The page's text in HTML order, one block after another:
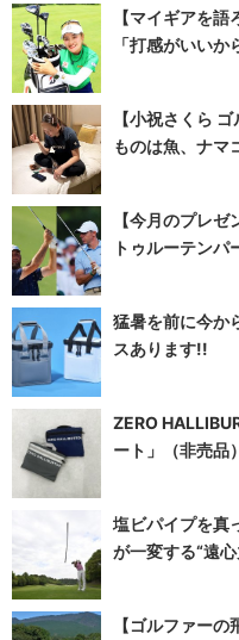
【マイギアを
「打感がいいか
【小祝さくら
ものは魚、ナマ
【今月のプレ
トゥルーテンパ
猛暑を前に今か
スあります!!
ZERO
ート」（非売品
塩ビパイプを真
が一変する“遠
【ゴルファー